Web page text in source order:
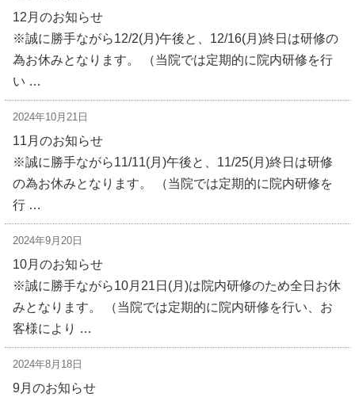
12月のお知らせ
※誠に勝手ながら12/2(月)午後と、12/16(月)終日は研修の
為お休みとなります。 （当院では定期的に院内研修を行
い …
2024年10月21日
11月のお知らせ
※誠に勝手ながら11/11(月)午後と、11/25(月)終日は研修
の為お休みとなります。 （当院では定期的に院内研修を
行 …
2024年9月20日
10月のお知らせ
※誠に勝手ながら10月21日(月)は院内研修のため全日お休
みとなります。 （当院では定期的に院内研修を行い、お
客様により …
2024年8月18日
9月のお知らせ